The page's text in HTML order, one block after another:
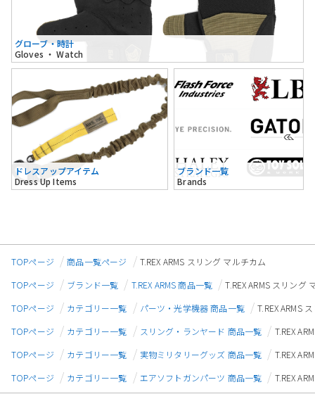
グローブ・時計
Gloves ・ Watch
ドレスアップアイテム
Dress Up Items
ブランド一覧
Brands
TOPページ 商品一覧ページ
T.REX ARMS スリング マルチカム
TOPページ
ブランド一覧 T.REX ARMS 商品一覧
T.REX ARMS スリング
TOPページ
カテゴリー一覧 パーツ・光学機器 商品一覧
T.REX ARMS
TOPページ
カテゴリー一覧 スリング・ランヤード 商品一覧
T.REX
TOPページ
カテゴリー一覧 実物ミリタリーグッズ 商品一覧
T.REX
TOPページ
カテゴリー一覧 エアソフトガンパーツ 商品一覧 T.REX